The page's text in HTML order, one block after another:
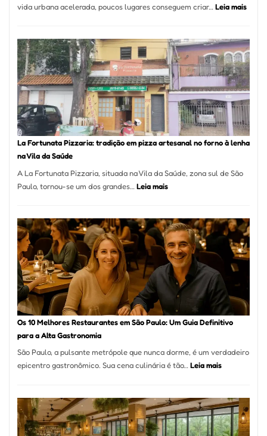
vida urbana acelerada, poucos lugares conseguem criar… Leia mais:
Se
Um
dos
Mais
La Fortunata Pizzaria: tradição em pizza artesanal no forno à lenha
na Vila da Saúde
A La Fortunata Pizzaria, situada na Vila da Saúde, zona sul de São
Paulo, tornou-se um dos grandes… Leia mais:
Pizzaria:
tradição
em
pizza
artesanal
forno
à
Vila
da
Os 10 Melhores Restaurantes em São Paulo: Um Guia Definitivo
para a Alta Gastronomia
São Paulo, a pulsante metrópole que nunca dorme, é um verdadeiro
epicentro gastronômico. Sua cena culinária é tão…Leia mais:
Melhores
Restaurantes
em